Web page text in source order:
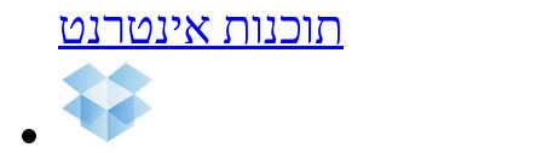
תוכנות אינטרנט